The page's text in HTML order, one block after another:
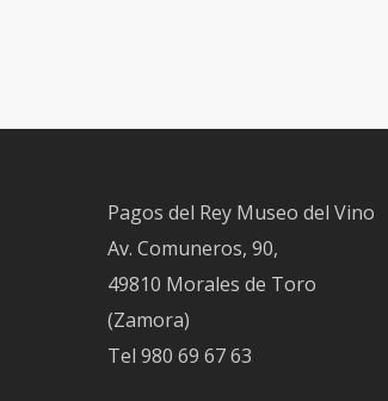
Pagos del Rey Museo del Vino
Av. Comuneros, 90,
49810 Morales de Toro
(Zamora)
Tel 980 69 67 63